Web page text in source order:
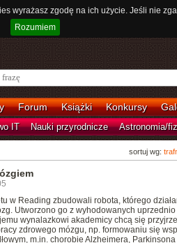
wyrażasz zgodę na ich użycie. Jeśli nie
Rozumiem
Forum Książki Konkursy
IT Nauki przyrodnicze Astronomia/
sortuj wg:
w Reading zbudowali robota, którego
Utworzono go z wyhodowanych uprzednio
wynalazkowi akademicy chcą się
zdrowego mózgu, np. formowaniu się
m.in. chorobie Alzheimera, Parkinsona